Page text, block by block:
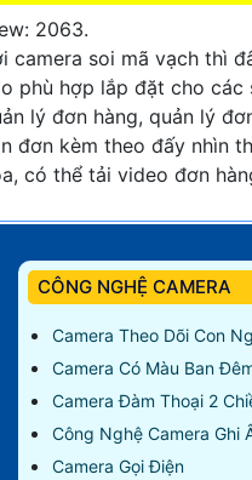
2063.
camera soi mã vạch thì
phù hợp lắp đặt cho các
lý đơn hàng, quản lý
đơn kèm theo đấy nhìn
có thể tải video đơn
CÔNG NGHỆ CAMERA
Camera Theo Dõi Con
Camera Có Màu Ban
Camera Đàm Thoại 2
Công Nghệ Camera Ghi
Camera Gọi Điện